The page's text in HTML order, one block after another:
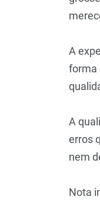
A
forma
A
erros
nem
Nota